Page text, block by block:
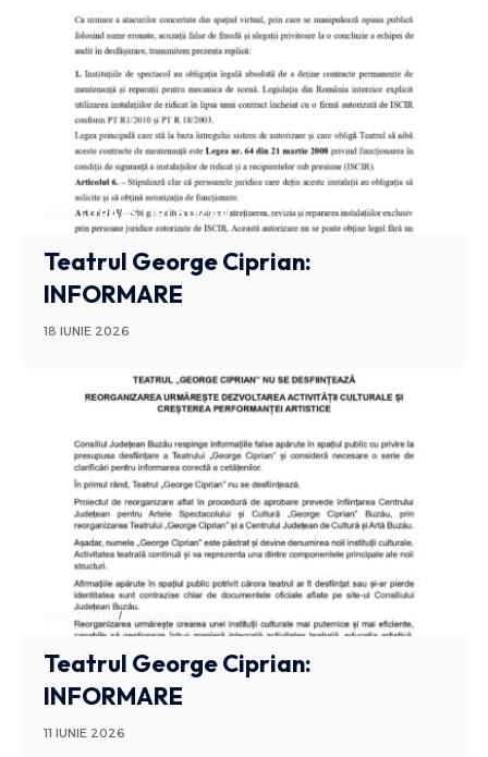
CULTURA STIRI BUZAU
Teatrul George Ciprian:
INFORMARE
18 IUNIE 2026
CULTURA STIRI BUZAU
Teatrul George Ciprian:
INFORMARE
11 IUNIE 2026